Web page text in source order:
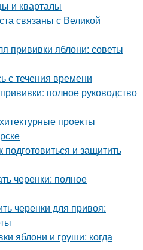
и кварталы
связаны с Великой
прививки яблони: советы
с течения времени
полное руководство
проекты
и защитить
черенки: полное
черенки для привоя:
яблони и груши: когда